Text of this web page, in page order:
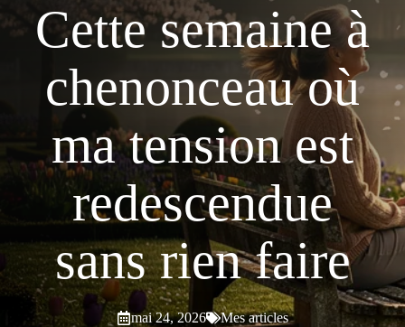
Cette semaine à
chenonceau où
ma tension est
redescendue
sans rien faire
mai 24, 2026 Mes articles